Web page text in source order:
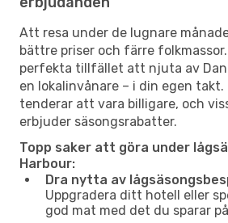
Att resa under de lugnare
bättre priser och färre
perfekta tillfället att njuta av
en lokalinvånare – i din egen
tenderar att vara billigare, och
erbjuder säsongsrabatter.
Topp saker att göra under
Harbour:
Dra nytta av
Uppgradera ditt hotell eller
god mat med det du sparar